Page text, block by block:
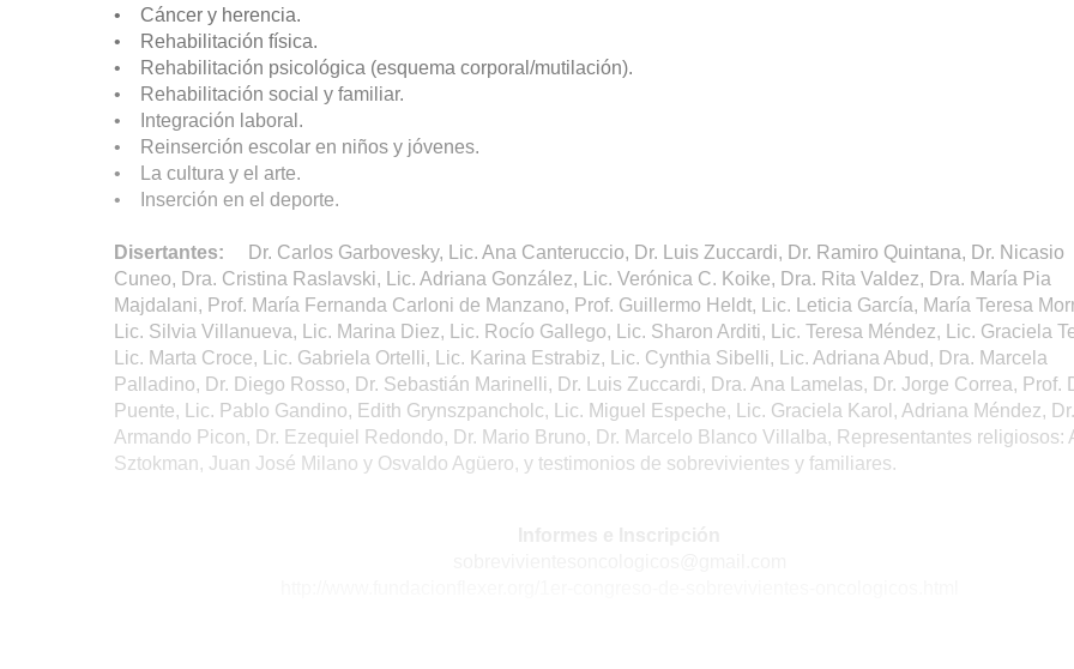
• Cáncer y herencia.
• Rehabilitación física.
• Rehabilitación psicológica (esquema corporal/mutilación).
• Rehabilitación social y familiar.
• Integración laboral.
• Reinserción escolar en niños y jóvenes.
• La cultura y el arte.
• Inserción en el deporte.
Disertantes:
Dr. Carlos Garbovesky, Lic. Ana Canteruccio, Dr. Luis Zuccardi, Dr. Ramiro Quintana, Dr. Nicasio
Cuneo, Dra. Cristina Raslavski, Lic. Adriana González, Lic. Verónica C. Koike, Dra. Rita Valdez, Dra. María Pia
Majdalani, Prof. María Fernanda Carloni de Manzano, Prof. Guillermo Heldt, Lic. Leticia García, María Teresa
Lic. Silvia Villanueva, Lic. Marina Diez, Lic. Rocío Gallego, Lic. Sharon Arditi, Lic. Teresa Méndez, Lic. Graciela
Lic. Marta Croce, Lic. Gabriela Ortelli, Lic. Karina Estrabiz, Lic. Cynthia Sibelli, Lic. Adriana Abud, Dra. Marcela
Palladino, Dr. Diego Rosso, Dr. Sebastián Marinelli, Dr. Luis Zuccardi, Dra. Ana Lamelas, Dr. Jorge Correa, Prof.
Puente, Lic. Pablo Gandino, Edith Grynszpancholc, Lic. Miguel Espeche, Lic. Graciela Karol, Adriana Méndez, Dr.
Armando Picon, Dr. Ezequiel Redondo, Dr. Mario Bruno, Dr. Marcelo Blanco Villalba, Representantes religiosos:
Sztokman, Juan José Milano y Osvaldo Agüero, y testimonios de sobrevivientes y familiares.